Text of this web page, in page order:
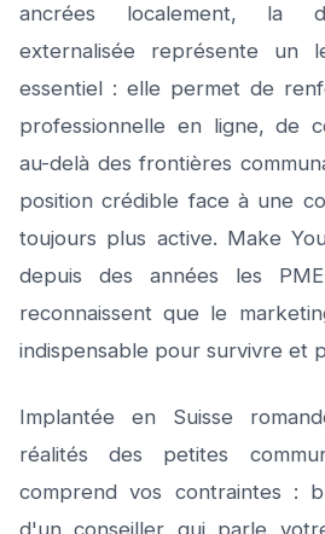
ancrées localement, la
externalisée représente un
essentiel : elle permet de
professionnelle en ligne, de
au-delà des frontières
position crédible face à une
toujours plus active. Make
depuis des années les
reconnaissent que le
indispensable pour survivre et
Implantée en Suisse
réalités des petites
comprend vos contraintes :
d'un conseiller qui parle